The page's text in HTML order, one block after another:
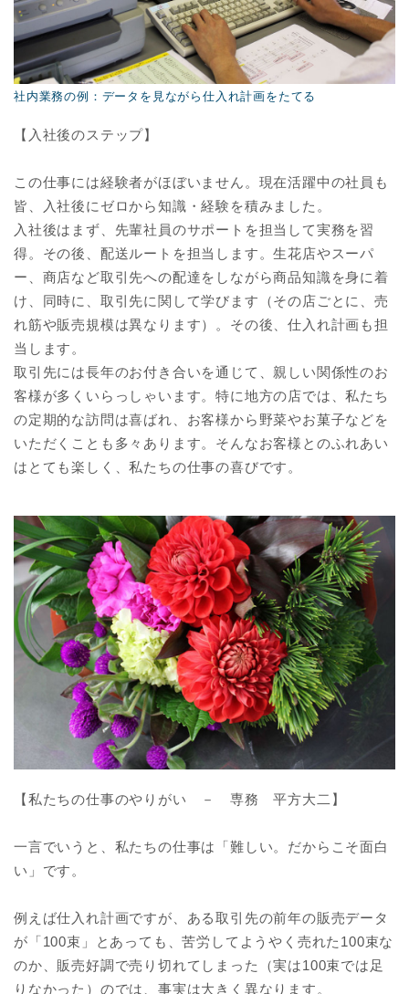
社内業務の例：データを見ながら仕入れ計画をたてる
【入社後のステップ】
この仕事には経験者がほぼいません。現在活躍中の社員も
皆、入社後にゼロから知識・経験を積みました。
入社後はまず、先輩社員のサポートを担当して実務を習
得。その後、配送ルートを担当します。生花店やスーパ
ー、商店など取引先への配達をしながら商品知識を身に着
け、同時に、取引先に関して学びます（その店ごとに、売
れ筋や販売規模は異なります）。その後、仕入れ計画も担
当します。
取引先には長年のお付き合いを通じて、親しい関係性のお
客様が多くいらっしゃいます。特に地方の店では、私たち
の定期的な訪問は喜ばれ、お客様から野菜やお菓子などを
いただくことも多々あります。そんなお客様とのふれあい
はとても楽しく、私たちの仕事の喜びです。
【私たちの仕事のやりがい － 専務 平方大二】
一言でいうと、私たちの仕事は「難しい。だからこそ面白
い」です。
例えば仕入れ計画ですが、ある取引先の前年の販売データ
が「100束」とあっても、苦労してようやく売れた100束な
のか、販売好調で売り切れてしまった（実は100束では足
りなかった）のでは、事実は大きく異なります。